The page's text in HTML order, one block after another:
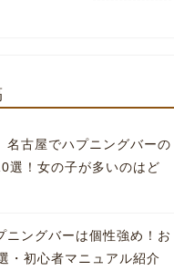
名古屋でハプニングバーの
選！女の子が多いのはど
ニングバーは個性強め！お
・初心者マニュアル紹介